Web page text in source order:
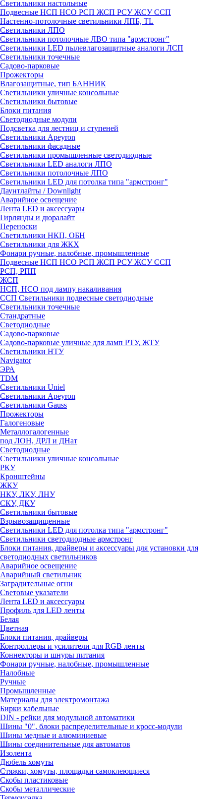
Светильники настольные
Подвесные НСП НСО РСП ЖСП РСУ ЖСУ ССП
Настенно-потолочные светильники ЛПБ, TL
Светильники ЛПО
Светильники потолочные ЛВО типа "армстронг"
Светильники LED пылевлагозащитные аналоги ЛСП
Светильники точечные
Садово-парковые
Прожекторы
Влагозащитные, тип БАННИК
Светильники уличные консольные
Светильники бытовые
Блоки питания
Светодиодные модули
Подсветка для лестниц и ступеней
Светильники Apeyron
Светильники фасадные
Светильники промышленные светодиодные
Светильники LED аналоги ЛПО
Светильники потолочные ЛПО
Светильники LED для потолка типа "армстронг"
Даунтлайты / Downlight
Аварийное освещение
Лента LED и аксессуары
Гирлянды и дюралайт
Переноски
Светильники НКП, ОБН
Светильники для ЖКХ
Фонари ручные, налобные, промышленные
Подвесные НСП НСО РСП ЖСП РСУ ЖСУ ССП
РСП, РПП
ЖСП
НСП, НСО под лампу накаливания
ССП Светильники подвесные светодиодные
Светильники точечные
Стандратные
Светодиодные
Садово-парковые
Садово-парковые уличные для ламп РТУ, ЖТУ
Светильники НТУ
Navigator
ЭРА
TDM
Светильники Uniel
Светильники Apeyron
Светильники Gauss
Прожекторы
Галогеновые
Металлогалогенные
под ЛОН, ДРЛ и ДНат
Светодиодные
Светильники уличные консольные
РКУ
Кронштейны
ЖКУ
НКУ, ЛКУ, ЛНУ
СКУ, ДКУ
Светильники бытовые
Взрывозащищенные
Светильники LED для потолка типа "армстронг"
Светильники светодиодные армстронг
Блоки питания, драйверы и аксессуары для установки для
светодиодных светильников
Аварийное освещение
Аварийный светильник
Заградительные огни
Световые указатели
Лента LED и аксессуары
Профиль для LED ленты
Белая
Цветная
Блоки питания, драйверы
Контроллеры и усилители для RGB ленты
Коннекторы и шнуры питания
Фонари ручные, налобные, промышленные
Налобные
Ручные
Промышленные
Материалы для электромонтажа
Бирки кабельные
DIN - рейки для модульной автоматики
Шины "0", блоки распределительные и кросс-модули
Шины медные и алюминиевые
Шины соединительные для автоматов
Изолента
Дюбель хомуты
Стяжки, хомуты, площадки самоклеющиеся
Скобы пластиковые
Скобы металлические